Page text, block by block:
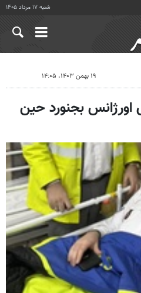
شنبه ۱۷ مرداد ۱۴۰۵
۱۹ بهمن ۱۴۰۳، ۱۴:۰۵
بجنورد حین